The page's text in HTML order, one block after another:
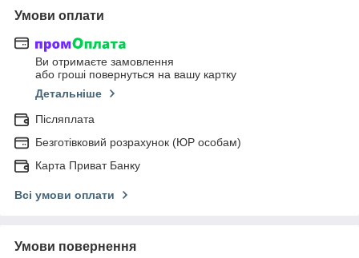
Умови оплати
Ви отримаєте замовлення
або гроші повернуться на вашу картку
Детальніше
Післяплата
Безготівковий розрахунок (ЮР особам)
Карта Приват Банку
Всі умови оплати
Умови повернення